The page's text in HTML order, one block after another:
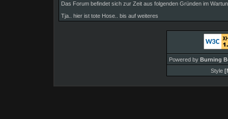
Das Forum befindet sich zur Zeit aus folgenden Gründen im
Tja.. hier ist tote Hose.. bis auf weiteres
Powered by Burning
Style